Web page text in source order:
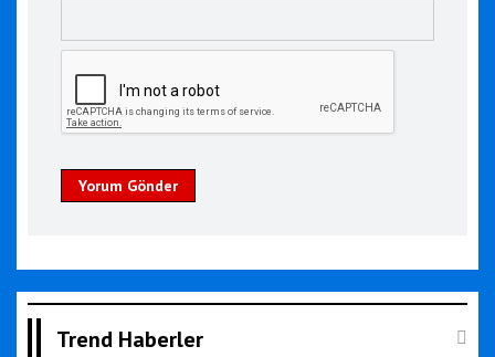
Yorum Gönder
Trend Haberler